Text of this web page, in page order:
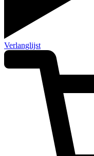
Verlanglijst